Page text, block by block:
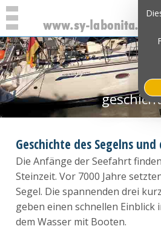
Geschichte des Segelns
Die Anfänge der Seefahrt
Steinzeit. Vor 7000 Jahre
Segel. Die spannenden drei
geben einen schnellen Einblick
dem Wasser mit Booten.